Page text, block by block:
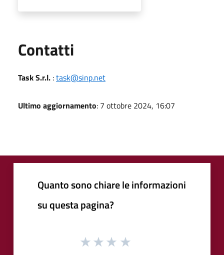
Contatti
Task S.r.l. :task@sinp.net
Ultimo aggiornamento: 7 ottobre 2024, 16:07
Quanto sono chiare le informazioni
su questa pagina?